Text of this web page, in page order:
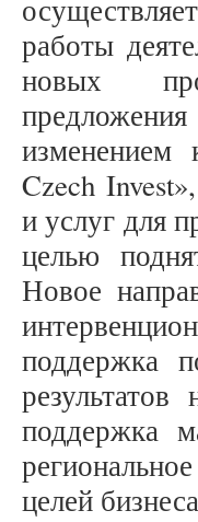
работы
новых
изменением
Czech
и услуг для
целью
Новое
поддержка
поддержка
целей